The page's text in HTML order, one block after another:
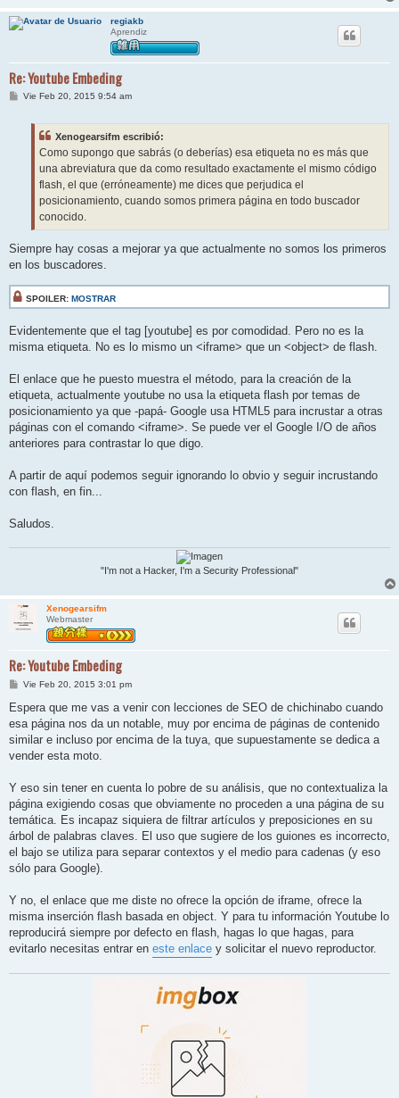
regiakb
Aprendiz
Re: Youtube Embeding
MVie Feb 20, 2015 9:54 am
Xenogearsifm escribió:
Como supongo que sabrás (o deberías) esa etiqueta no es más que
una abreviatura que da como resultado exactamente el mismo código
flash, el que (erróneamente) me dices que perjudica el
posicionamiento, cuando somos primera página en todo buscador
conocido.
Siempre hay cosas a mejorar ya que actualmente no somos los primeros
en los buscadores.
SPOILER: MOSTRAR
Evidentemente que el tag [youtube] es por comodidad. Pero no es la
misma etiqueta. No es lo mismo un <iframe> que un <object> de flash.
El enlace que he puesto muestra el método, para la creación de la
etiqueta, actualmente youtube no usa la etiqueta flash por temas de
posicionamiento ya que -papá- Google usa HTML5 para incrustar a otras
páginas con el comando <iframe>. Se puede ver el Google I/O de años
anteriores para contrastar lo que digo.
A partir de aquí podemos seguir ignorando lo obvio y seguir incrustando
con flash, en fin...
Saludos.
"I'm not a Hacker, I'm a Security Professional"
Xenogearsifm
Webmaster
Re: Youtube Embeding
M
n
s
a
j
Vie Feb 20, 2015 3:01 pm
Espera que me vas a venir con lecciones de SEO de chichinabo cuando
esa página nos da un notable, muy por encima de páginas de contenido
similar e incluso por encima de la tuya, que supuestamente se dedica a
vender esta moto.
Y eso sin tener en cuenta lo pobre de su análisis, que no contextualiza la
página exigiendo cosas que obviamente no proceden a una página de su
temática. Es incapaz siquiera de filtrar artículos y preposiciones en su
árbol de palabras claves. El uso que sugiere de los guiones es incorrecto,
el bajo se utiliza para separar contextos y el medio para cadenas (y eso
sólo para Google).
Y no, el enlace que me diste no ofrece la opción de iframe, ofrece la
misma inserción flash basada en object. Y para tu información Youtube lo
reproducirá siempre por defecto en flash, hagas lo que hagas, para
evitarlo necesitas entrar en este enlace y solicitar el nuevo reproductor.